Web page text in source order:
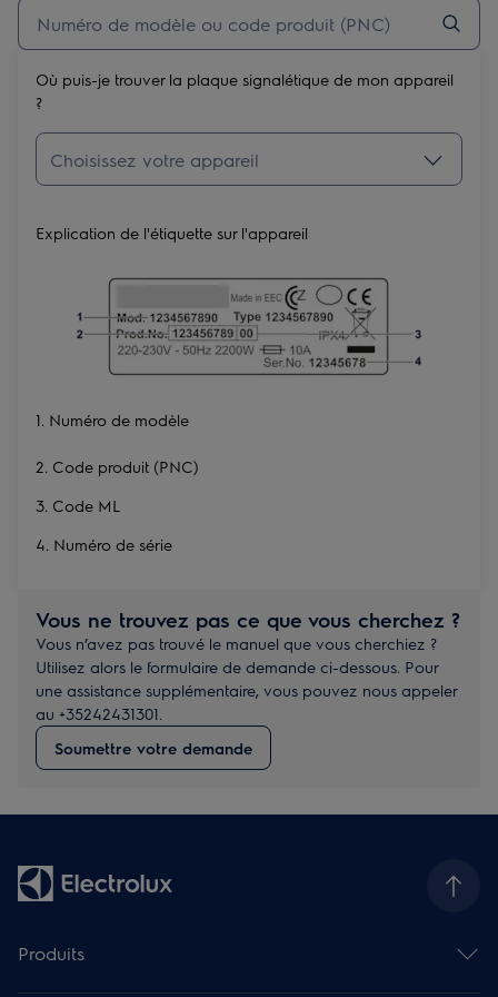
Où puis-je trouver la plaque signalétique de mon appareil
?
Explication de l'étiquette sur l'appareil
1. Numéro de modèle
2. Code produit (PNC)
3. Code ML
4. Numéro de série
Vous ne trouvez pas ce que vous cherchez ?
Vous n’avez pas trouvé le manuel que vous cherchiez ?
Utilisez alors le formulaire de demande ci-dessous. Pour
une assistance supplémentaire, vous pouvez nous appeler
au +35242431301.
Soumettre votre demande
Produits